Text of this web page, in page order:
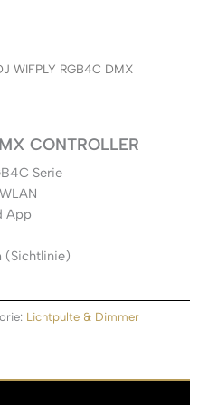
WIFPLY RGB4C DMX
CONTROLLER
Serie
App
(Sichtlinie)
Lichtpulte & Dimmer